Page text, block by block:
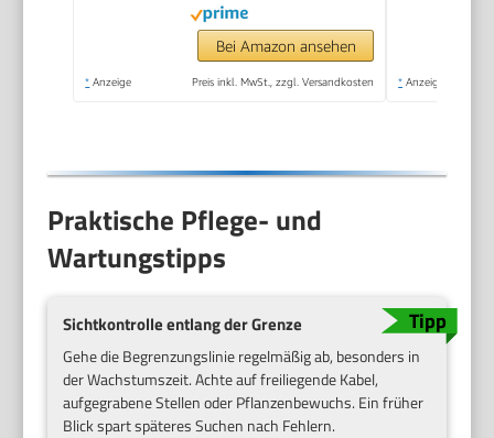
BT | App gesteuert |
35% Steigung | mit
Station, 9 Messer,
Bei Amazon ansehen
* Anzeige Preis inkl. MwSt., zzgl. Versandkosten * Anzeige
Praktische Pflege- und
Wartungstipps
Sichtkontrolle entlang der Grenze
Gehe die Begrenzungslinie regelmäßig ab, besonders in
der Wachstumszeit. Achte auf freiliegende Kabel,
aufgegrabene Stellen oder Pflanzenbewuchs. Ein früher
Blick spart späteres Suchen nach Fehlern.